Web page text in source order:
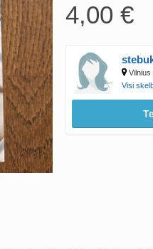
4,00 €
Vilnius
Visi